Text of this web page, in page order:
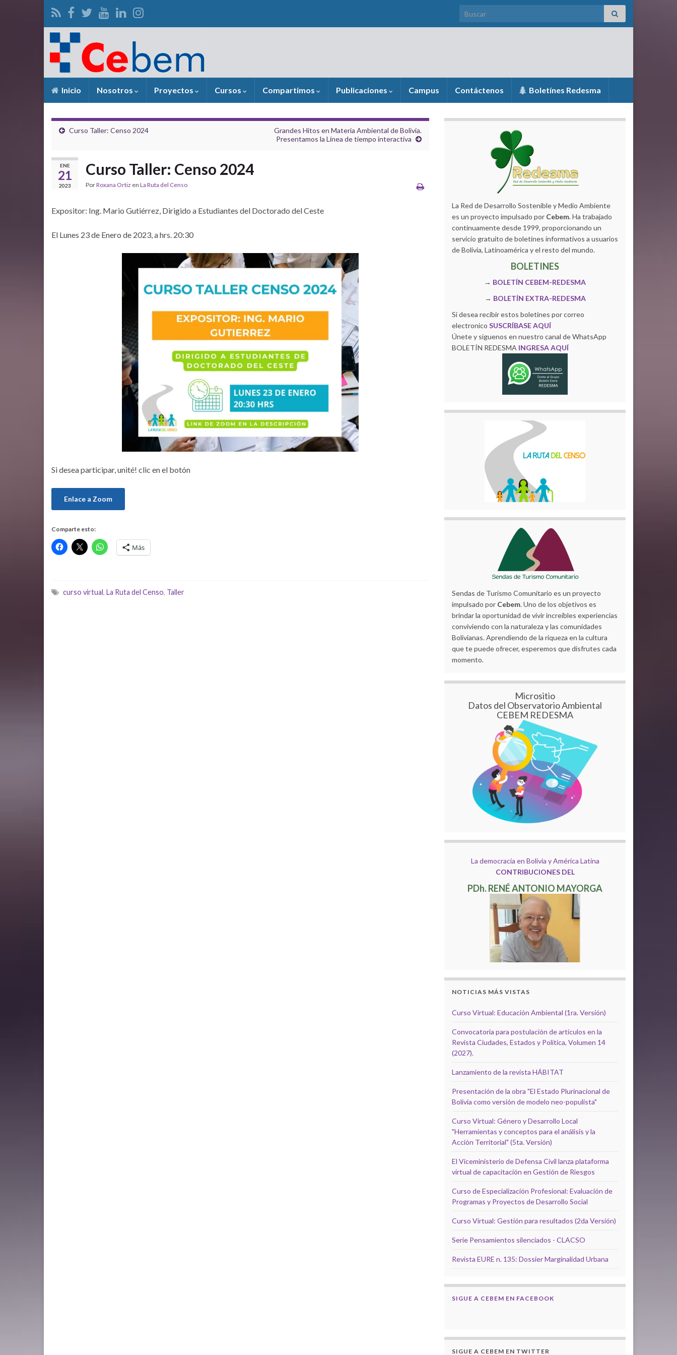
Search for:
Inicio Nosotros Proyectos Cursos Compartimos Publicaciones Campus Contáctenos Boletínes Redesma
Curso Taller: Censo 2024
Grandes Hitos en Materia Ambiental de Bolivia.
Presentamos la Línea de tiempo interactiva
ENE
21
2023
Curso Taller: Censo 2024
PorRoxana Ortiz en La Ruta del Censo
Expositor: Ing. Mario Gutiérrez, Dirigido a Estudiantes del Doctorado del Ceste
El Lunes 23 de Enero de 2023, a hrs. 20:30
Si desea participar, unité! clic en el botón
Enlace a Zoom
Comparte esto:
Más
curso virtual, La Ruta del Censo, Taller
La Red de Desarrollo Sostenible y Medio Ambiente
es un proyecto impulsado por Cebem. Ha trabajado
continuamente desde 1999, proporcionando un
servicio gratuito de boletines informativos a usuarios
de Bolivia, Latinoamérica y el resto del mundo.
BOLETINES
→ BOLETÍN CEBEM-REDESMA
→ BOLETÍN EXTRA-REDESMA
Si desea recibir estos boletines por correo
electronico SUSCRÍBASE AQUÍ
Únete y siguenos en nuestro canal de WhatsApp
BOLETÍN REDESMA INGRESA AQUÍ
Sendas de Turismo Comunitario es un proyecto
impulsado por Cebem. Uno de los objetivos es
brindar la oportunidad de vivir increíbles experiencias
conviviendo con la naturaleza y las comunidades
Bolivianas. Aprendiendo de la riqueza en la cultura
que te puede ofrecer, esperemos que disfrutes cada
momento.
Micrositio
Datos del Observatorio Ambiental
CEBEM REDESMA
La democracia en Bolivia y América Latina
CONTRIBUCIONES DEL
PDh. RENÉ ANTONIO MAYORGA
NOTICIAS MÁS VISTAS
Curso Virtual: Educación Ambiental (1ra. Versión)
Convocatoria para postulación de artículos en la
Revista Ciudades, Estados y Política, Volumen 14
(2027).
Lanzamiento de la revista HÁBITAT
Presentación de la obra "El Estado Plurinacional de
Bolivia como versión de modelo neo-populista"
Curso Virtual: Género y Desarrollo Local
"Herramientas y conceptos para el análisis y la
Acción Territorial" (5ta. Versión)
El Viceministerio de Defensa Civil lanza plataforma
virtual de capacitación en Gestión de Riesgos
Curso de Especialización Profesional: Evaluación de
Programas y Proyectos de Desarrollo Social
Curso Virtual: Gestión para resultados (2da Versión)
Serie Pensamientos silenciados - CLACSO
Revista EURE n. 135: Dossier Marginalidad Urbana
SIGUE A CEBEM EN FACEBOOK
SIGUE A CEBEM EN TWITTER